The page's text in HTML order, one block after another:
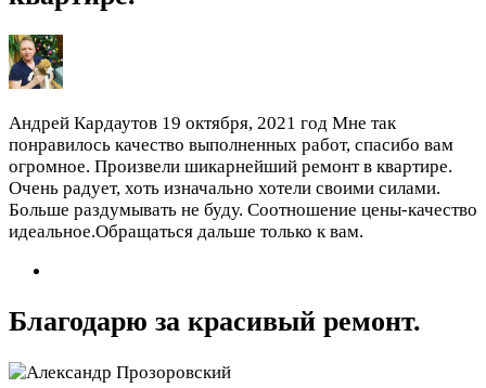
Андрей Кардаутов 19 октября, 2021 год Мне так
понравилось качество выполненных работ, спасибо вам
огромное. Произвели шикарнейший ремонт в квартире.
Очень радует, хоть изначально хотели своими силами.
Больше раздумывать не буду. Соотношение цены-качество
идеальное.Обращаться дальше только к вам.
Благодарю за красивый ремонт.